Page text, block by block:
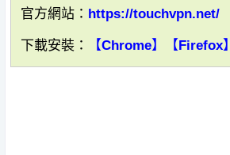
官方網站： https://touchvpn.net/
下載安裝： 【Chrome】 【Firefox】